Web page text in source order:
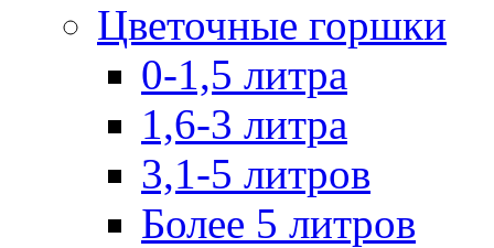
Цветочные горшки
0-1,5 литра
1,6-3 литра
3,1-5 литров
Более 5 литров